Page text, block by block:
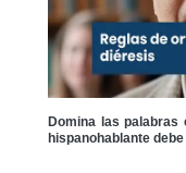
Domina las
hispanohablante